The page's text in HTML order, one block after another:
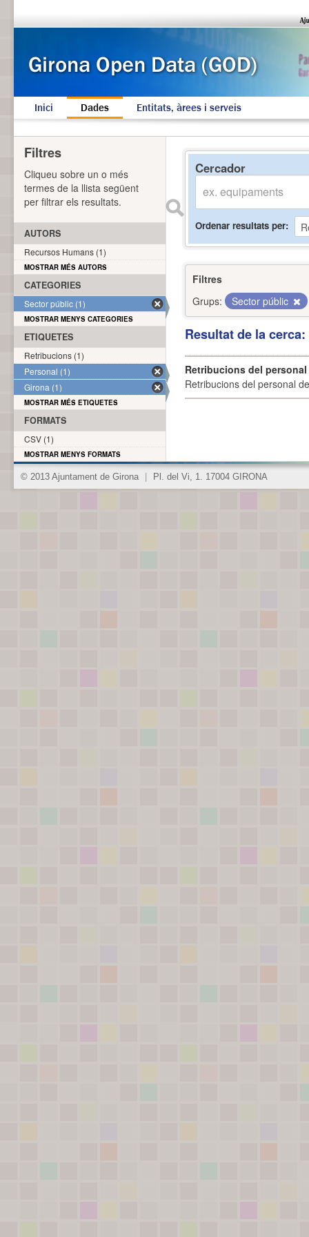
Inici Dades Entitats, àrees i serveis
Cercador
Ordenar resultats per
Filtres
Grups:
Sector públic
Resultat de la
Retribucions del
Retribucions del personal
Filtres
Cliqueu sobre un o més
termes de la llista següent
per filtrar els resultats.
AUTORS
Recursos Humans (1)
MOSTRAR MÉS AUTORS
CATEGORIES
Sector públic (1)
MOSTRAR MENYS CATEGORIES
ETIQUETES
Retribucions (1)
Personal (1)
Girona (1)
MOSTRAR MÉS ETIQUETES
FORMATS
CSV (1)
MOSTRAR MENYS FORMATS
© 2013 Ajuntament de Girona Pl. del Vi, 1. 17004 GIRONA